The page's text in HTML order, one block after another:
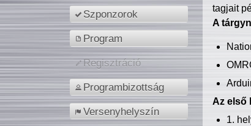
Szponzorok
Program
Regisztráció
Programbizottság
Versenyhelyszín
tagjait
A
Az első
1.